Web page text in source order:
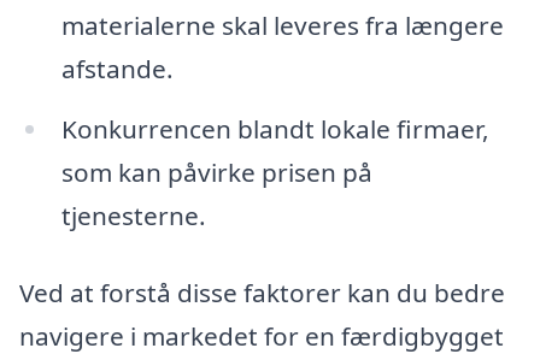
materialerne skal leveres fra længere
afstande.
Konkurrencen blandt lokale firmaer,
som kan påvirke prisen på
tjenesterne.
Ved at forstå disse faktorer kan du bedre
navigere i markedet for en færdigbygget